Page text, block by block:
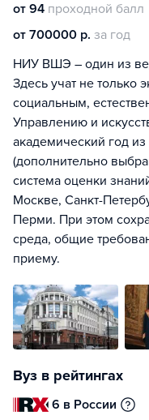
от 94 проходной балл
от 700000 р. за год
НИУ ВШЭ – один из
Здесь учат не только
социальным,
Управлению и
академический год
(дополнительно
система оценки
Москве, Санкт-
Перми. При этом
среда, общие
приему.
Вуз в рейтингах
6 в России